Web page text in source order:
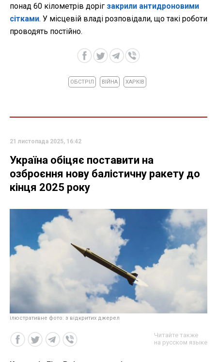
понад 60 кілометрів доріг закрили антидроновими
сітками. У місцевій владі розповідали, що такі роботи
проводять постійно.
ОБСТРІЛ ВІЙНА ХАРКІВ
21 листопада 2025, 16:42
Україна обіцяє поставити на
озброєння нову балістичну ракету до
кінця 2025 року
ілюстративне фото: з відкритих джерел
Читайте также
на русском языке